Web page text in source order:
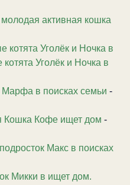
активная кошка
котята Уголёк и Ночка в
Уголёк и Ночка в
Марфа в поисках семьи -
Кошка Кофе ищет дом -
Макс в поисках
Микки в ищет дом.